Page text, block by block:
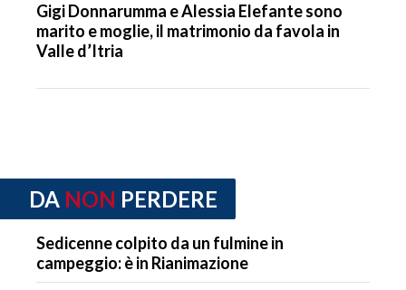
Gigi Donnarumma e Alessia Elefante sono
marito e moglie, il matrimonio da favola in
Valle d’Itria
DA NON PERDERE
Sedicenne colpito da un fulmine in
campeggio: è in Rianimazione